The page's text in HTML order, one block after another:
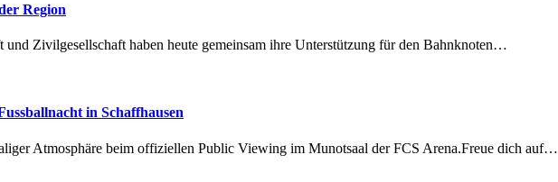
Region
und Zivilgesellschaft haben heute gemeinsam ihre Unterstützung für den Bahnknoten…
in Schaffhausen
Atmosphäre beim offiziellen Public Viewing im Munotsaal der FCS Arena.Freue dich auf…